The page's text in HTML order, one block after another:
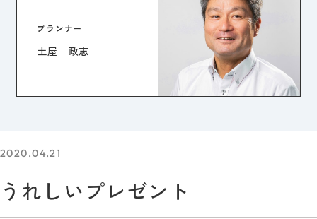
プランナー
土屋 政志
2020.04.21
うれしいプレゼント